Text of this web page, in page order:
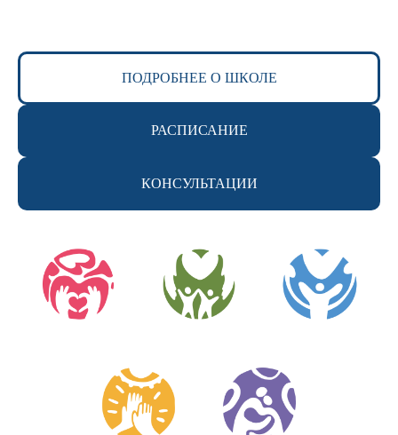
PROсознание
ПОДРОБНЕЕ О ШКОЛЕ
РАСПИСАНИЕ
КОНСУЛЬТАЦИИ